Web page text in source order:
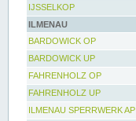
IJSSELKOP
ILMENAU
BARDOWICK OP
BARDOWICK UP
FAHRENHOLZ OP
FAHRENHOLZ UP
ILMENAU SPERRWERK AP